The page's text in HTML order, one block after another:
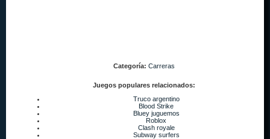
Categoría: Carreras
Juegos populares relacionados:
Truco argentino
Blood Strike
Bluey juguemos
Roblox
Clash royale
Subway surfers